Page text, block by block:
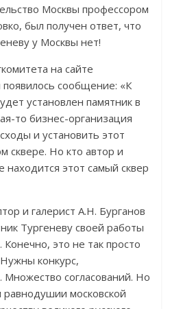
Москвы профессором
был получен ответ, что
у Москвы нет!
на сайте
появилось сообщение: «К
установлен памятник в
то бизнес-организация
и установить этот
сквере. Но кто автор и
находится этот самый сквер
и галерист А.Н. Бурганов
Тургеневу своей работы
это не так просто
конкурс,
Множество согласований. Но
московской